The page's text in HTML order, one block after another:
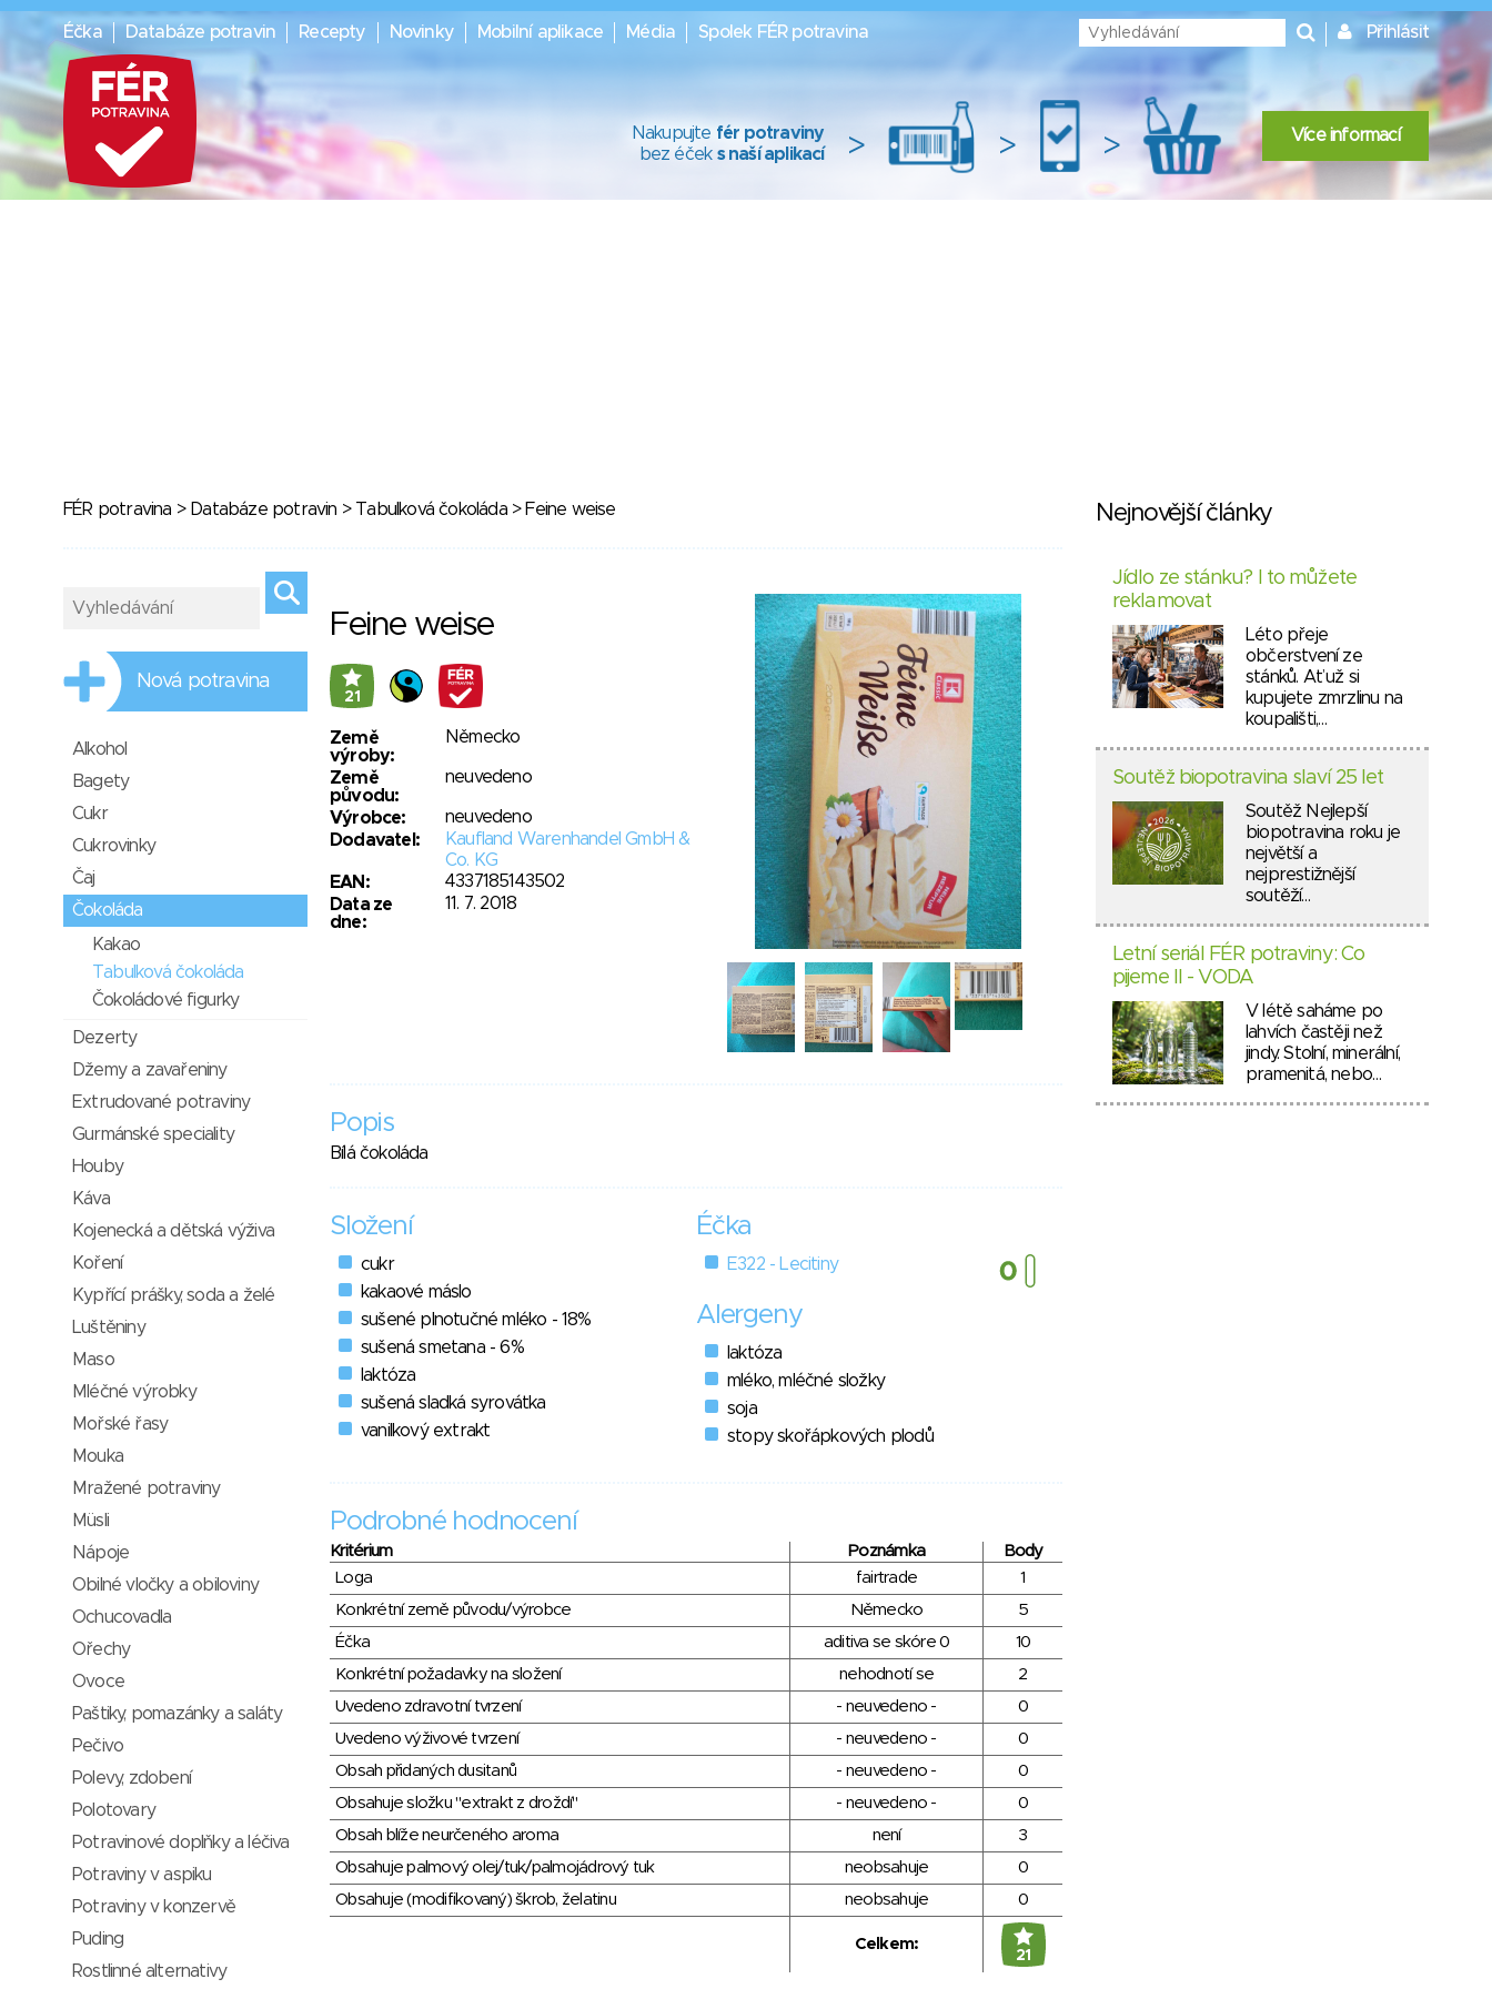
Éčka Databáze potravin Recepty Novinky Mobilní aplikace Média Spolek FÉR potravina Přihlásit
Nakupujte fér potraviny
bez éček s naší aplikací > > > Více informací
FÉR potravina > Databáze potravin > Tabulková čokoláda> Feine weise
Feine weise
21
Země
výroby:
Německo
Země
původu:
neuvedeno
Výrobce:
neuvedeno
Dodavatel:
Kaufland Warenhandel GmbH &
Co. KG
EAN:
4337185143502
Data ze
dne:
11. 7. 2018
Popis
Bílá čokoláda
Složení
cukr
kakaové máslo
sušené plnotučné mléko - 18%
sušená smetana - 6%
laktóza
sušená sladká syrovátka
vanilkový extrakt
Éčka
E322 - Lecitiny
Alergeny
laktóza
mléko, mléčné složky
soja
stopy skořápkových plodů
Podrobné hodnocení
Kritérium Poznámka
Body
Loga
fairtrade
1
Konkrétní země původu/výrobce
Německo
5
Éčka
aditiva se skóre 0
10
Konkrétní požadavky na složení
nehodnotí se
2
Uvedeno zdravotní tvrzení
- neuvedeno -
0
Uvedeno výživové tvrzení
- neuvedeno -
0
Obsah přidaných dusitanů
- neuvedeno -
0
Obsahuje složku "extrakt z droždí"
- neuvedeno -
0
Obsah blíže neurčeného aroma
není
3
Obsahuje palmový olej/tuk/palmojádrový tuk
neobsahuje
0
Obsahuje (modifikovaný) škrob, želatinu
neobsahuje 0
Celkem:
21
Nová potravina
Alkohol
Bagety
Cukr
Cukrovinky
Čaj
Čokoláda
Kakao
Tabulková čokoláda
Čokoládové figurky
Dezerty
Džemy a zavařeniny
Extrudované potraviny
Gurmánské speciality
Houby
Káva
Kojenecká a dětská výživa
Koření
Kypřící prášky, soda a želé
Luštěniny
Maso
Mléčné výrobky
Mořské řasy
Mouka
Mražené potraviny
Müsli
Nápoje
Obilné vločky a obiloviny
Ochucovadla
Ořechy
Ovoce
Paštiky, pomazánky a saláty
Pečivo
Polevy, zdobení
Polotovary
Potravinové doplňky a léčiva
Potraviny v aspiku
Potraviny v konzervě
Puding
Rostlinné alternativy
Nejnovější články
Jídlo ze stánku? I to můžete
reklamovat
Léto přeje
občerstvení ze
stánků. Ať už si
kupujete zmrzlinu na
koupališti,…
Soutěž biopotravina slaví 25 let
Soutěž Nejlepší
biopotravina roku je
největší a
nejprestižnější
soutěží…
Letní seriál FÉR potraviny: Co
pijeme II - VODA
V létě saháme po
lahvích častěji než
jindy. Stolní, minerální,
pramenitá, nebo…